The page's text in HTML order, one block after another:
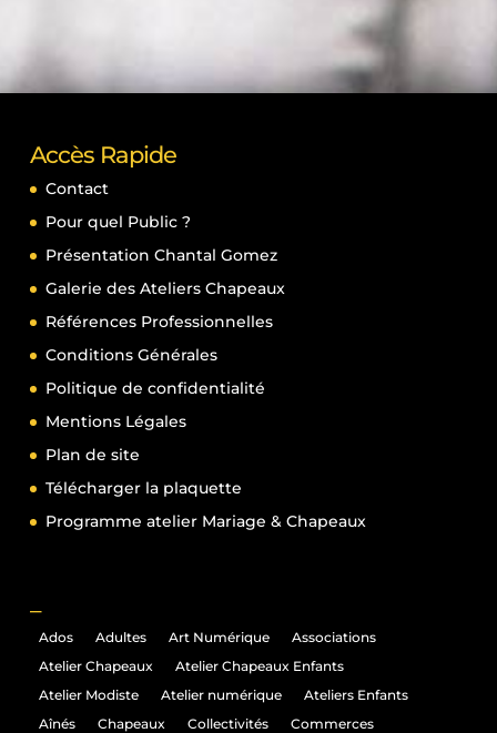
Accès Rapide
Contact
Pour quel Public ?
Présentation Chantal Gomez
Galerie des Ateliers Chapeaux
Références Professionnelles
Conditions Générales
Politique de confidentialité
Mentions Légales
Plan de site
Télécharger la plaquette
Programme atelier Mariage & Chapeaux
Ados Adultes Art Numérique
Associations
Atelier Chapeaux
Atelier Chapeaux Enfants
Atelier Modiste
Atelier numérique
Ateliers Enfants
Aînés
Chapeaux Collectivités
Commerces